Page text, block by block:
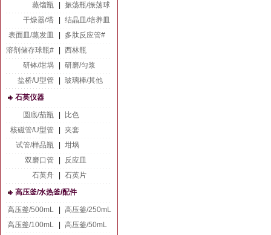
蒸馏瓶
振荡瓶/振荡球
干燥器/塔
结晶皿/培养皿
表面皿/蒸发皿
多肽反应管#
溶剂储存球瓶#
西林瓶
研钵/坩埚
研磨/匀浆
盐桥/U型管
玻璃棒/其他
石英仪器
圆底/茄瓶
比色
核磁管/U型管
夹套
试管/样品瓶
坩埚
双磨口管
反应皿
石英舟
石英片
高压釜/水热釜/配件
高压釜/500mL
高压釜/250mL
高压釜/100mL
高压釜/50mL